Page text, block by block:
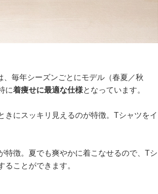
毎年シーズンごとにモデル（春夏／秋
に着痩せに最適な仕様となっています。
にスッキリ見えるのが特徴。Tシャツをイ
特徴。夏でも爽やかに着こなせるので、Tシ
ことができます。